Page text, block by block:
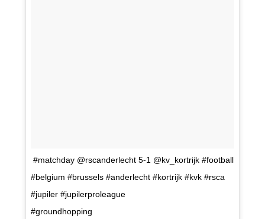
#matchday @rscanderlecht 5-1 @kv_kortrijk #football
#belgium #brussels #anderlecht #kortrijk #kvk #rsca
#jupiler #jupilerproleague
#groundhopping